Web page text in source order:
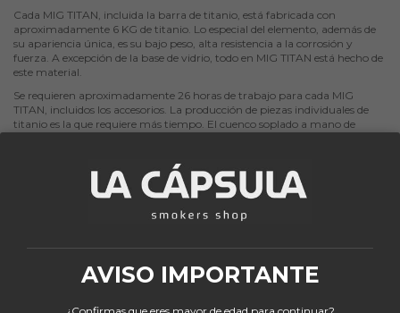
Cada MIG TITAN, incluida la barra de titanio, está fabricada con
aproximadamente 6 KG de titanio. Lo especial del elemento, además de
su apariencia única, es su bajo peso, alta resistencia a la corrosión y
fuerza. A excepción de la base de vidrio, todo en MIG TITAN está hecho de
este material.
Se requieren aproximadamente 26 horas de trabajo para cada MIG
TITAN, incluidos los accesorios. La producción de piezas individuales de
titanio es la que requiere más tiempo. El cuenco soplado a mano de
cose con precisión a mano en Alemania. Por lo tanto, la MIG TITAN en su
totalidad es la MIG más compleja de todas hasta la fecha.
precisión y los más altos estándares de calidad y está limitada a solo 50
encontrarlo en la barra de titanio de 1 KG incluida en el volumen de
AVISO IMPORTANTE